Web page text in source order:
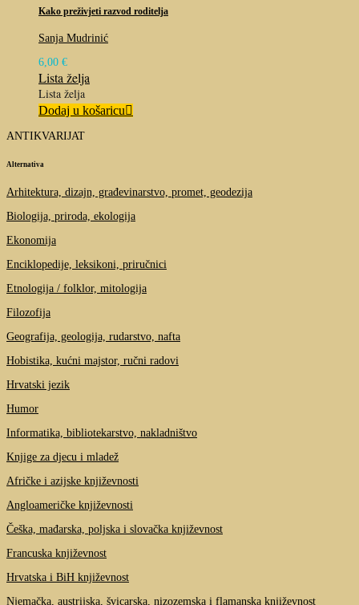
Kako preživjeti razvod roditelja
Sanja Mudrinić
6,00 €
Lista želja
Lista želja
Dodaj u košaricu
ANTIKVARIJAT
Alternativa
Arhitektura, dizajn, građevinarstvo, promet, geodezija
Biologija, priroda, ekologija
Ekonomija
Enciklopedije, leksikoni, priručnici
Etnologija / folklor, mitologija
Filozofija
Geografija, geologija, rudarstvo, nafta
Hobistika, kućni majstor, ručni radovi
Hrvatski jezik
Humor
Informatika, bibliotekarstvo, nakladništvo
Knjige za djecu i mladež
Afričke i azijske književnosti
Angloameričke književnosti
Češka, mađarska, poljska i slovačka književnost
Francuska književnost
Hrvatska i BiH književnost
Njemačka, austrijska, švicarska, nizozemska i flamanska književnost